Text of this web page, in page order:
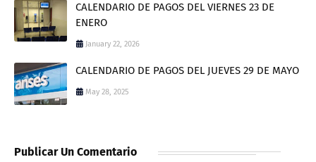
CALENDARIO DE PAGOS DEL VIERNES 23 DE
ENERO
January 22, 2026
CALENDARIO DE PAGOS DEL JUEVES 29 DE MAYO
May 28, 2025
Publicar Un Comentario